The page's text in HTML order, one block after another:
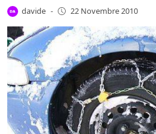
davide - 22 Novembre 2010